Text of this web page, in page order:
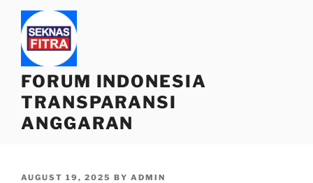
content
FORUM INDONESIA
TRANSPARANSI
ANGGARAN
POSTED
AUGUST 19, 2025 BY ADMIN